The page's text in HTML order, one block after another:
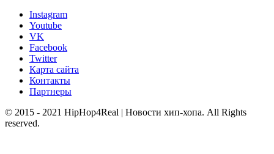
Instagram
Youtube
VK
Facebook
Twitter
Карта сайта
Контакты
Партнеры
© 2015 - 2021 HipHop4Real | Новости хип-хопа. All Rights
reserved.